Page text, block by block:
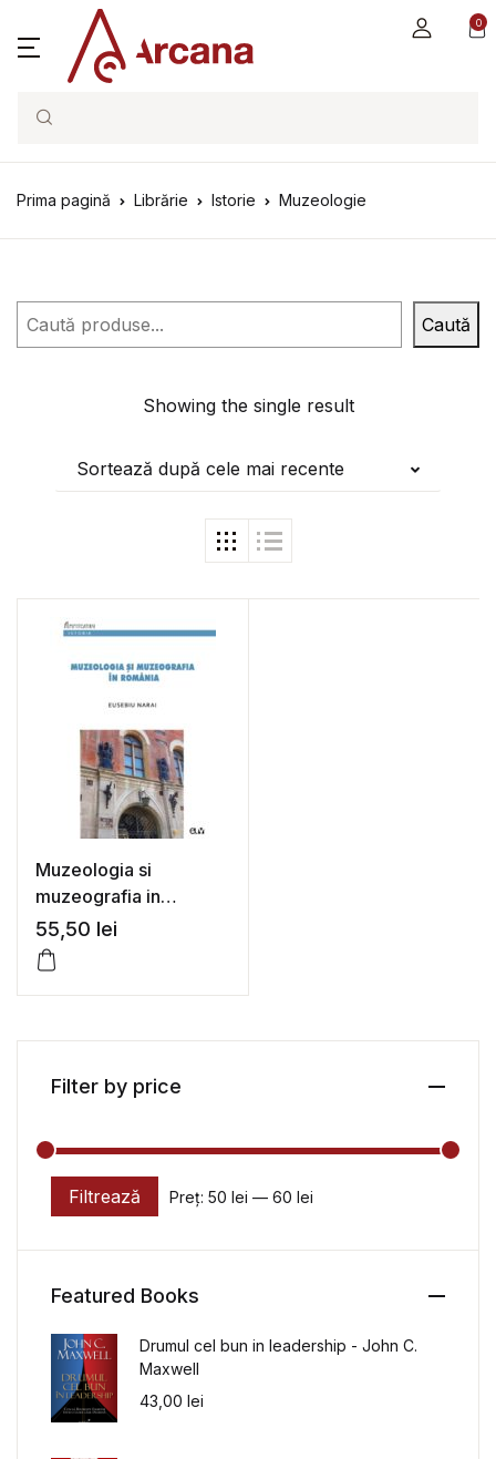
0
Search
Prima pagină Librărie Istorie Muzeologie
Caută Caută
Showing the single result
Sortează după cele mai recente
Muzeologia si
muzeografia in
Romania – Eusebiu
Narai
55,50 lei
Filter by price
Preț minim
Preț maxim
Filtrează Preț: 50 lei — 60 lei
Featured Books
Drumul cel bun in leadership - John C.
Maxwell
43,00 lei